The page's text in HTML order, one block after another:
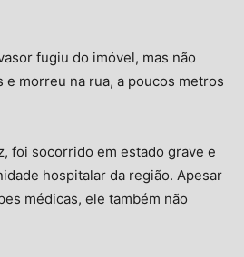
fugiu do imóvel, mas não
morreu na rua, a poucos metros
foi socorrido em estado grave e
hospitalar da região. Apesar
médicas, ele também não